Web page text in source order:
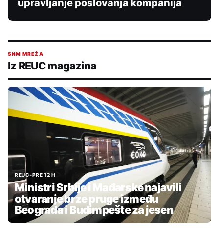
upravljanje poslovanja kompanija
SNM MREŽA
Iz REUC magazina
REUC•PRE 12 H
Ministri Srbije i Mađarske najavili
otvaranje brze pruge između
Beograda i Budimpešte za jesen